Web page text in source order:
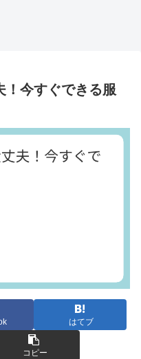
！今すぐできる服
はてブ
コピー